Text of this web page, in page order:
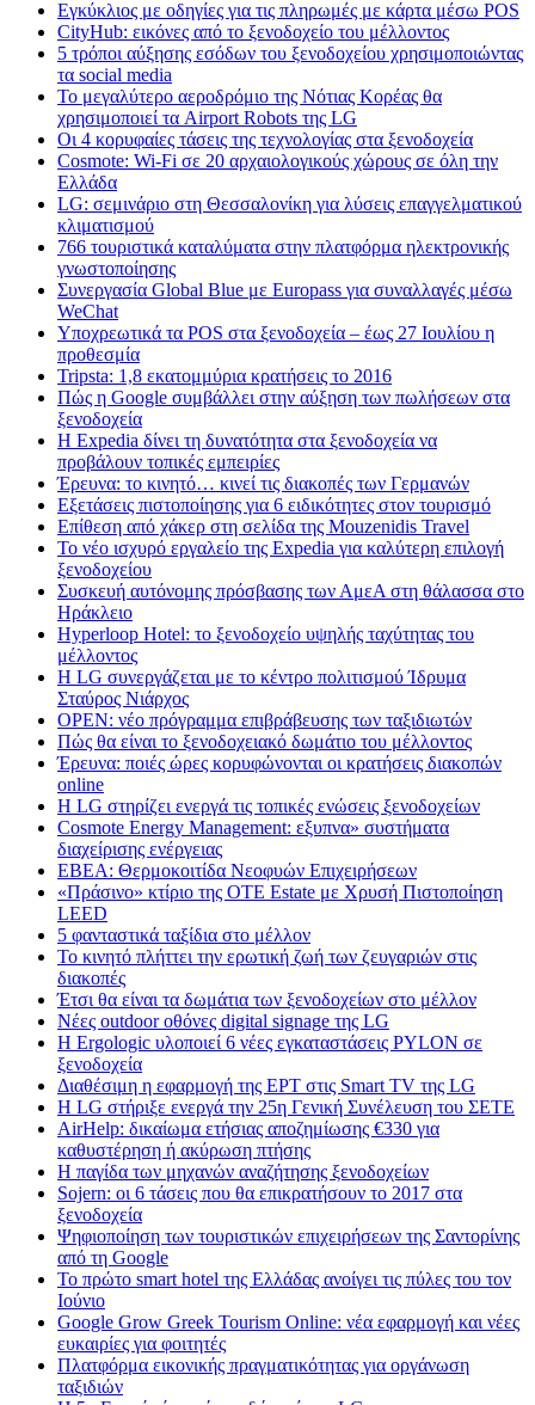
Εγκύκλιος με οδηγίες για τις πληρωμές με κάρτα μέσω POS
CityHub: εικόνες από το ξενοδοχείο του μέλλοντος
5 τρόποι αύξησης εσόδων του ξενοδοχείου χρησιμοποιώντας
τα social media
Το μεγαλύτερο αεροδρόμιο της Νότιας Κορέας θα
χρησιμοποιεί τα Airport Robots της LG
Οι 4 κορυφαίες τάσεις της τεχνολογίας στα ξενοδοχεία
Cosmote: Wi-Fi σε 20 αρχαιολογικούς χώρους σε όλη την
Ελλάδα
LG: σεμινάριο στη Θεσσαλονίκη για λύσεις επαγγελματικού
κλιματισμού
766 τουριστικά καταλύματα στην πλατφόρμα ηλεκτρονικής
γνωστοποίησης
Συνεργασία Global Blue με Europass για συναλλαγές μέσω
WeChat
Υποχρεωτικά τα POS στα ξενοδοχεία – έως 27 Ιουλίου η
προθεσμία
Tripsta: 1,8 εκατομμύρια κρατήσεις το 2016
Πώς η Google συμβάλλει στην αύξηση των πωλήσεων στα
ξενοδοχεία
Η Expedia δίνει τη δυνατότητα στα ξενοδοχεία να
προβάλουν τοπικές εμπειρίες
Έρευνα: το κινητό… κινεί τις διακοπές των Γερμανών
Εξετάσεις πιστοποίησης για 6 ειδικότητες στον τουρισμό
Επίθεση από χάκερ στη σελίδα της Mouzenidis Travel
Το νέο ισχυρό εργαλείο της Expedia για καλύτερη επιλογή
ξενοδοχείου
Συσκευή αυτόνομης πρόσβασης των ΑμεΑ στη θάλασσα στο
Ηράκλειο
Hyperloop Hotel: το ξενοδοχείο υψηλής ταχύτητας του
μέλλοντος
Η LG συνεργάζεται με το κέντρο πολιτισμού Ίδρυμα
Σταύρος Νιάρχος
OPEN: νέο πρόγραμμα επιβράβευσης των ταξιδιωτών
Πώς θα είναι το ξενοδοχειακό δωμάτιο του μέλλοντος
Έρευνα: ποιές ώρες κορυφώνονται οι κρατήσεις διακοπών
online
Η LG στηρίζει ενεργά τις τοπικές ενώσεις ξενοδοχείων
Cosmote Energy Management: εξυπνα» συστήματα
διαχείρισης ενέργειας
ΕΒΕΑ: Θερμοκοιτίδα Νεοφυών Επιχειρήσεων
«Πράσινο» κτίριο της OTE Estate με Χρυσή Πιστοποίηση
LEED
5 φανταστικά ταξίδια στο μέλλον
Το κινητό πλήττει την ερωτική ζωή των ζευγαριών στις
διακοπές
Έτσι θα είναι τα δωμάτια των ξενοδοχείων στο μέλλον
Nέες outdoor οθόνες digital signage της LG
Η Ergologic υλοποιεί 6 νέες εγκαταστάσεις PYLON σε
ξενοδοχεία
Διαθέσιμη η εφαρμογή της ΕΡΤ στις Smart TV της LG
Η LG στήριξε ενεργά την 25η Γενική Συνέλευση του ΣΕΤΕ
AirHelp: δικαίωμα ετήσιας αποζημίωσης €330 για
καθυστέρηση ή ακύρωση πτήσης
Η παγίδα των μηχανών αναζήτησης ξενοδοχείων
Sojern: οι 6 τάσεις που θα επικρατήσουν το 2017 στα
ξενοδοχεία
Ψηφιοποίηση των τουριστικών επιχειρήσεων της Σαντορίνης
από τη Google
Το πρώτο smart hotel της Ελλάδας ανοίγει τις πύλες του τον
Ιούνιο
Google Grow Greek Tourism Online: νέα εφαρμογή και νέες
ευκαιρίες για φοιτητές
Πλατφόρμα εικονικής πραγματικότητας για οργάνωση
ταξιδιών